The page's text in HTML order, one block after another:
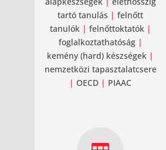
tartó tanulás | felnőtt
tanulók | felnőttoktatók |
foglalkoztathatóság|
kemény (hard) készségek |
nemzetközi tapasztalatcsere
| OECD | PIAAC